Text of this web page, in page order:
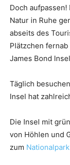
Doch
Natur in Ruhe
abseits des
Plätzchen
James Bond
Täglich
Insel hat
Die Insel mit
von Höhlen und
zum Nationalpark